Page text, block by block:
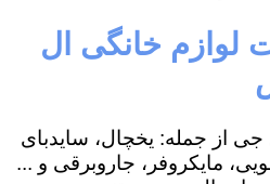
لوازم خانگی ال
جی از جمله: یخچال، سایدبای
مایکروفر، جاروبرقی و ...